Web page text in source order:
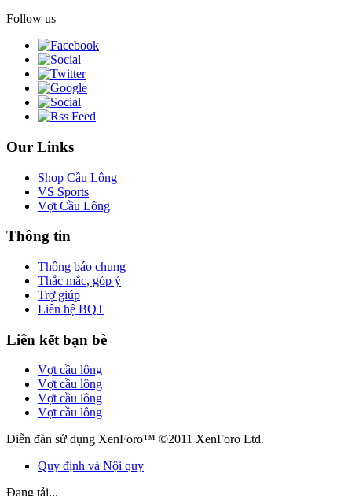
Follow us
Our Links
Shop Cầu Lông
VS Sports
Vợt Cầu Lông
Thông tin
Thông báo chung
Thắc mắc, góp ý
Trợ giúp
Liên hệ BQT
Liên kết bạn bè
Vợt cầu lông
Vợt cầu lông
Vợt cầu lông
Vợt cầu lông
Diễn đàn sử dụng XenForo™ ©2011 XenForo Ltd.
Quy định và Nội quy
Đang tải...